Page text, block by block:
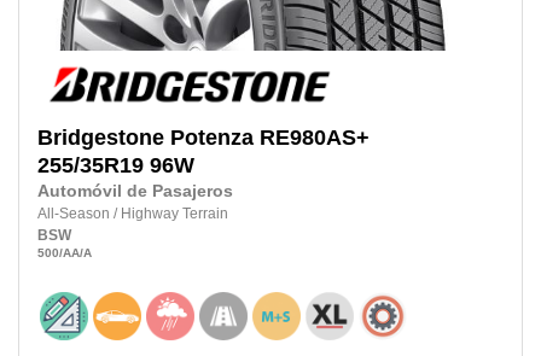
Bridgestone Potenza RE980AS+
255/35R19 96W
Automóvil de Pasajeros
All-Season / Highway Terrain
BSW
500/AA/A